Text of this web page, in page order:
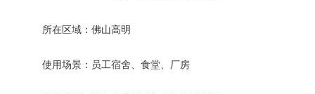
所在区域：佛山高明
使用场景：员工宿舍、食堂、厂房